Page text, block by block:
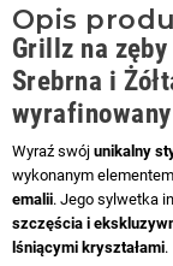
Opis
Grillz na zęby
Srebrna i
Wyraź swój unikalny
wykonanym
emalii. Jego sylwetka
szczęścia i
lśniącymi kryształami.